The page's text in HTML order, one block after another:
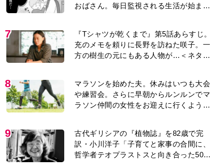
おばさん。毎日監視される生活が始ま
7
『Tシャツが乾くまで』第5話あらすじ。
充のメモを頼りに長野を訪ねた咲子。一
方の樹生の元にもある人物が…＜ネタバ
8
マラソンを始めた夫。休みはいつも大会
や練習会。さらに早朝からルンルンでマ
ラソン仲間の女性をお迎えに行くように
9
古代ギリシアの『植物誌』を82歳で完
訳・小川洋子「子育てと家事の合間に、
哲学者テオプラストスと向き合った50